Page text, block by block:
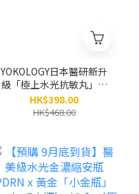
YOKOLOGY日本醫研新升
級「極上水光抗敏丸」｜
水光肌彈凍齡丸•第三代
新配方（一盒60粒）
HK$398.00
HK$468.00